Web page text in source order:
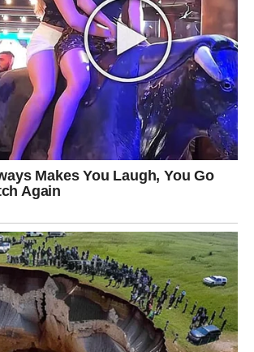
nije ljubav – samo iluzija.
– Učiš šta znači voleti
fazi. Naredna tri dana donose
. Počinješ da shvataš da ljubav nije
i avantura, već i odgovornost,
koliko ti je partner važan. Ako si
se iznenaditi sopstvenim reakcijama –
za bliskošću koju ranije nisi